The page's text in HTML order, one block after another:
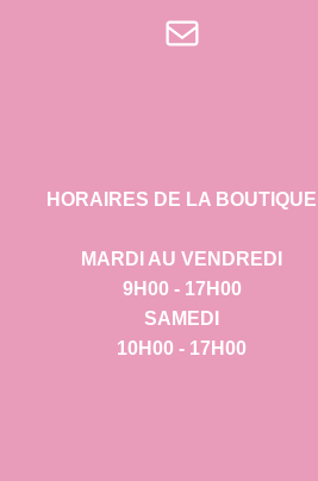
E-mail
HORAIRES DE LA BOUTIQUE
MARDI AU VENDREDI
9H00 - 17H00
SAMEDI
10H00 - 17H00